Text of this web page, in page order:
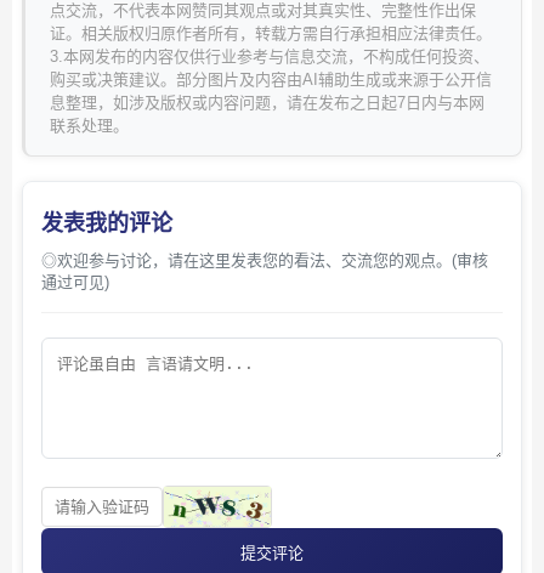
点交流，不代表本网赞同其观点或对其真实性、完整性作出保
证。相关版权归原作者所有，转载方需自行承担相应法律责任。
3.本网发布的内容仅供行业参考与信息交流，不构成任何投资、
购买或决策建议。部分图片及内容由AI辅助生成或来源于公开信
息整理，如涉及版权或内容问题，请在发布之日起7日内与本网
联系处理。
发表我的评论
◎欢迎参与讨论，请在这里发表您的看法、交流您的观点。(审核
通过可见)
提交评论